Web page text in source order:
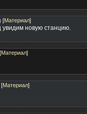
[Материал]
новую станцию.
Материал]
Материал]